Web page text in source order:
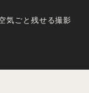
気ごと残せる撮影